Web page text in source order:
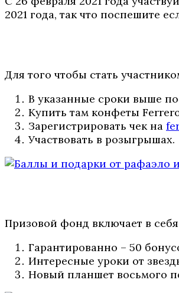
2021 года, так что поспешите
Для того чтобы стать
В указанные сроки выше
Купить там конфеты
Зарегистрировать чек на
Участвовать в розыгрышах.
Призовой фонд включает в
Гарантированно – 50
Интересные уроки от
Новый планшет восьмого